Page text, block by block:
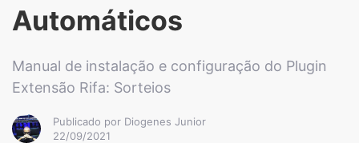
Automáticos
Manual de instalação e configuração do Plugin
Extensão Rifa: Sorteios
Publicado por Diogenes Junior
22/09/2021